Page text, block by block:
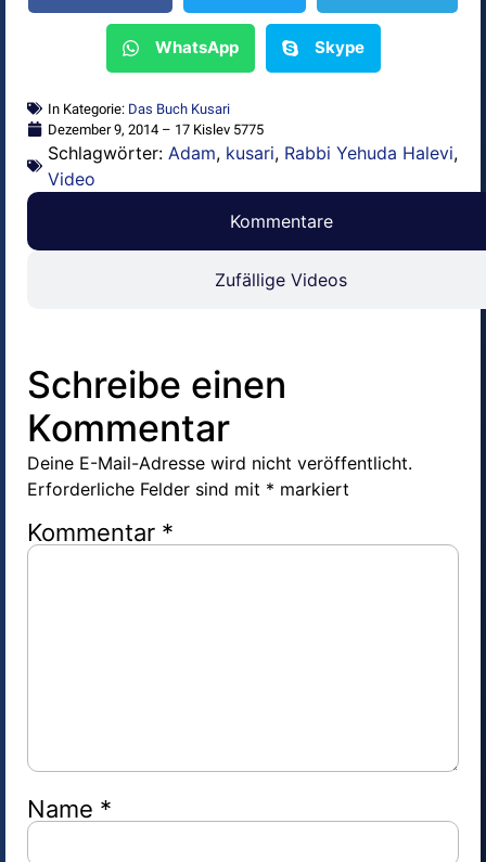
WhatsApp Skype
In Kategorie: Das Buch Kusari
Dezember 9, 2014 – 17 Kislev 5775
Schlagwörter: Adam, kusari, Rabbi Yehuda Halevi,
Video
Kommentare
Zufällige Videos
Schreibe einen
Kommentar
Deine E-Mail-Adresse wird nicht veröffentlicht.
Erforderliche Felder sind mit * markiert
Kommentar *
Name *